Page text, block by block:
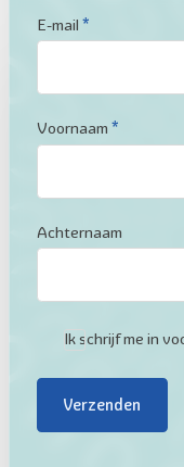
Sectie
E-mail *
Voornaam *
Achternaam
Ik schrijf me in
Verzenden